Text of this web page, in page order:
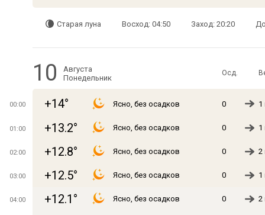
Старая луна Восход: 04:50 Заход: 20:20
10
Августа
Понедельник
Осд.
00:00 +14° Ясно, без осадков 0 1
01:00 +13.2° Ясно, без осадков 0 1
02:00 +12.8° Ясно, без осадков 0 2
03:00 +12.5° Ясно, без осадков 0 1
04:00 +12.1° Ясно, без осадков 0 2